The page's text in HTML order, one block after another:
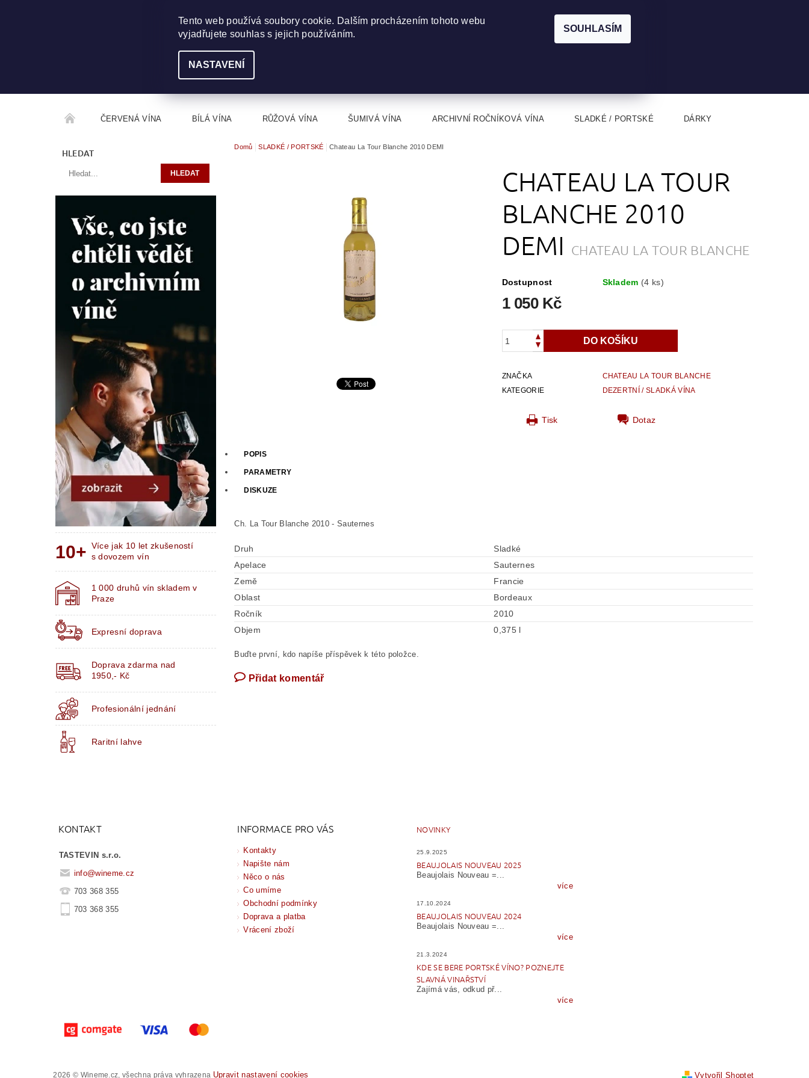
ČERVENÁ VÍNA BÍLÁ VÍNA RŮŽOVÁ VÍNA ŠUMIVÁ VÍNA ARCHIVNÍ ROČNÍKOVÁ VÍNA SLADKÉ / PORTSKÉ DÁRKY
ROČNÍKOVÝ ALKOHOL ROZCESTNÍK VÍN
HLEDAT
Více jak 10 let zkušeností
s dovozem vín
1 000 druhů vín skladem v
Praze
Expresní doprava
Doprava zdarma nad
1950,- Kč
Profesionální jednání
Raritní lahve
Domů SLADKÉ / PORTSKÉ Chateau La Tour Blanche 2010 DEMI
CHATEAU LA TOUR
BLANCHE 2010
DEMI
CHATEAU LA TOUR BLANCHE
Dostupnost Skladem (4 ks)
1 050 Kč
ZNAČKA
CHATEAU LA TOUR BLANCHE
KATEGORIE
DEZERTNÍ / SLADKÁ VÍNA
Tisk Dotaz
POPIS
PARAMETRY
DISKUZE
Ch. La Tour Blanche 2010 - Sauternes
Druh
Sladké
Apelace
Sauternes
Země
Francie
Oblast
Bordeaux
Ročník
2010
Objem
0,375 l
Buďte první, kdo napíše příspěvek k této položce.
Přidat komentář
KONTAKT
TASTEVIN s.r.o.
info@wineme.cz
703 368 355
703 368 355
INFORMACE PRO VÁS
Kontakty
Napište nám
Něco o nás
Co umíme
Obchodní podmínky
Doprava a platba
Vrácení zboží
NOVINKY
25.9.2025
BEAUJOLAIS NOUVEAU 2025
Beaujolais Nouveau =...
více
17.10.2024
BEAUJOLAIS NOUVEAU 2024
Beaujolais Nouveau =...
více
21.3.2024
KDE SE BERE PORTSKÉ VÍNO? POZNEJTE
SLAVNÁ VINAŘSTVÍ
Zajímá vás, odkud př...
více
2026 © Wineme.cz, všechna práva vyhrazena Upravit nastavení cookies Vytvořil Shoptet
Tento web používá soubory cookie. Dalším procházením tohoto webu
vyjadřujete souhlas s jejich používáním.
NASTAVENÍ
SOUHLASÍM